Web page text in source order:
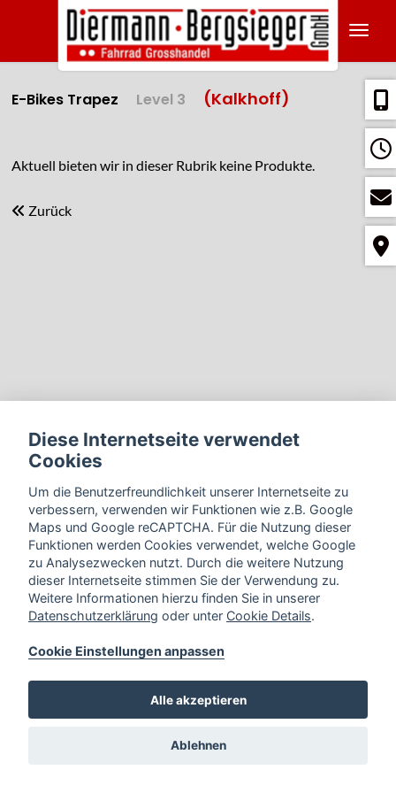
E-Bikes Trapez Level 3 (Kalkhoff)
Aktuell bieten wir in dieser Rubrik keine Produkte.
Zurück
Diese Internetseite verwendet
Cookies
Um die Benutzerfreundlichkeit unserer Internetseite zu
verbessern, verwenden wir Funktionen wie z.B. Google
Maps und Google reCAPTCHA. Für die Nutzung dieser
Funktionen werden Cookies verwendet, welche Google
zu Analysezwecken nutzt. Durch die weitere Nutzung
dieser Internetseite stimmen Sie der Verwendung zu.
Weitere Informationen hierzu finden Sie in unserer
Datenschutzerklärung oder unter Cookie Details.
Cookie Einstellungen anpassen
Alle akzeptieren
Ablehnen